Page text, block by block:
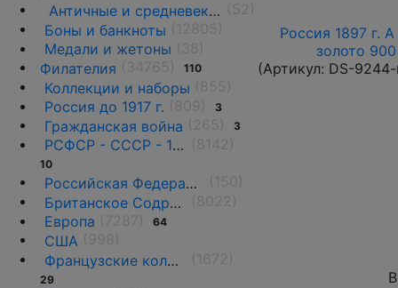
Античные и средневековые государства
Боны и банкноты
Медали и жетоны
Филателия
110
Коллекции и наборы
Россия до 1917 г.
3
Гражданская война 3
РСФСР - СССР - 1918 - 1991
10
Российская Федерация(1992 г.-н.д.)
Британское Содружество
Европа
64
США
Французские колонии и территории
29
Россия 1897 г.
золото
(Артикул: DS-